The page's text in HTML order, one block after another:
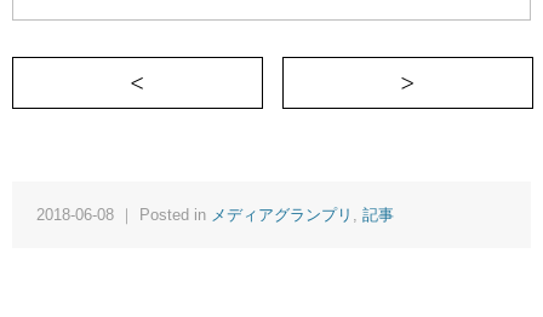
＜ バブルサッカーで食わず嫌いを克服し
2018-06-08 ｜ Posted in メディアグランプリ 記事